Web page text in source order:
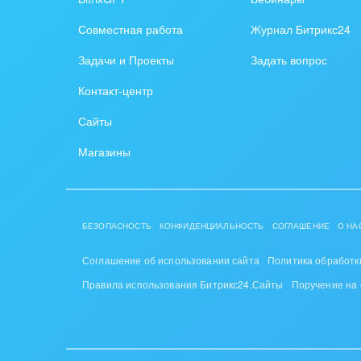
Интернет-магазин и CRM
внедрения
Внедрение для медицины
Внедрение онлайн-
/ Интранета
Совместная работа
Задачи и Проекты
Контакт-центр
Сайты
Магазины
Журнал Битрикс24
Задать вопрос
БЕЗОПАСНОСТЬ КОНФИДЕНЦИАЛЬНОСТЬ СОГЛАШЕНИЕ О
Соглашение об использовании сайта
Политика
Правила использования Битрикс24.Сайты
Поручение на